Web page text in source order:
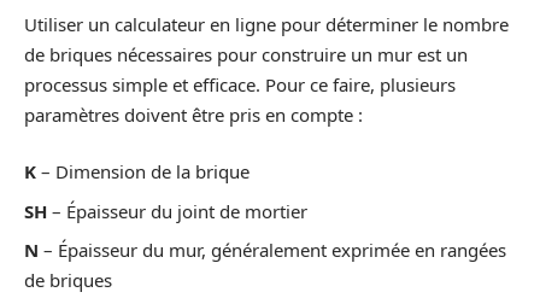
Utiliser un calculateur en ligne pour déterminer le nombre
de briques nécessaires pour construire un mur est un
processus simple et efficace. Pour ce faire, plusieurs
paramètres doivent être pris en compte :
K – Dimension de la brique
SH – Épaisseur du joint de mortier
N – Épaisseur du mur, généralement exprimée en rangées
de briques